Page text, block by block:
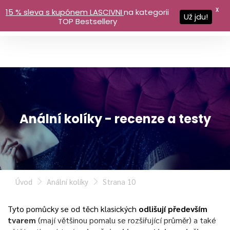
Anální kolíky - recenze a testy
Úvod Anální kolíky Strana 10
Tyto pomůcky se od těch klasických odlišují především
tvarem (mají většinou pomalu se rozšiřující průměr) a také
15 % sleva s kupónem LASCIVNIna kategorii
TOP Bestsellery
Už jdu!
X